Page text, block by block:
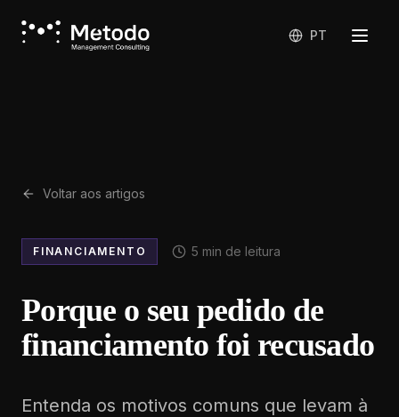
PT
Voltar aos artigos
FINANCIAMENTO 5 min de leitura
Porque o seu pedido de
financiamento foi recusado
Entenda os motivos comuns que levam à